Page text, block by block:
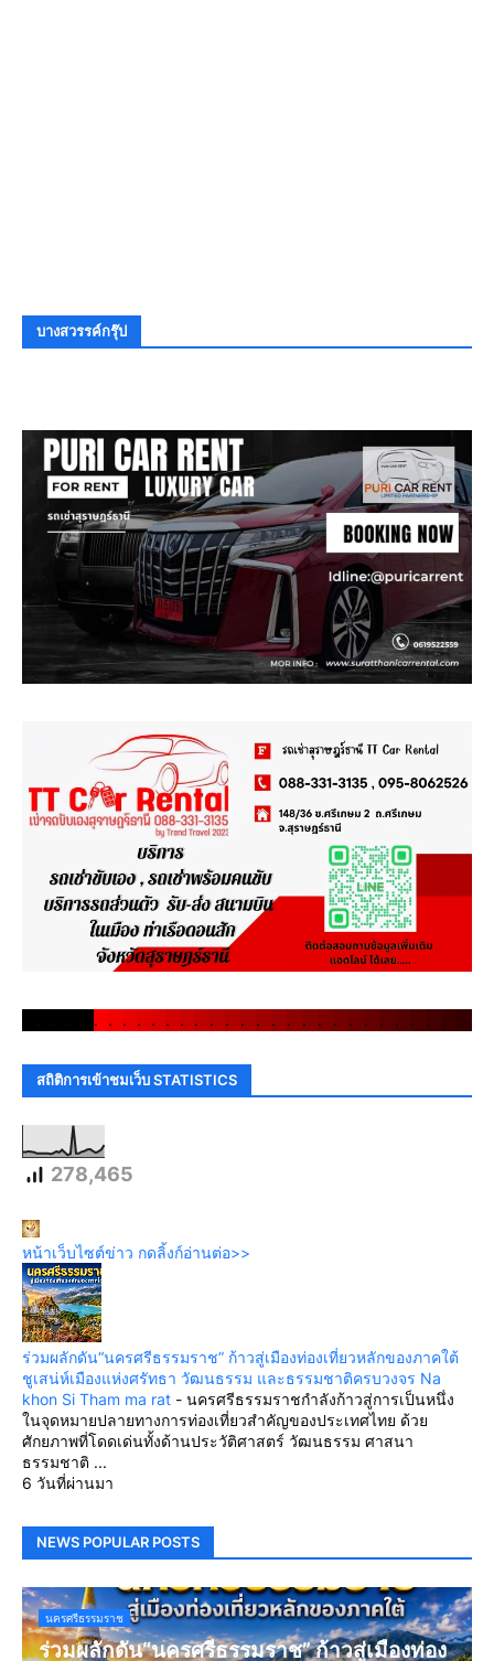
บางสวรรค์กรุ๊ป
. . . . . . . . . . . . . . . . . . . . . . . .
สถิติการเข้าชมเว็บ STATISTICS
278,465
หน้าเว็บไซต์ข่าว กดลิ้งก์อ่านต่อ>>
ร่วมผลักดัน“นครศรีธรรมราช” ก้าวสู่เมืองท่องเที่ยวหลักของภาคใต้
ชูเสน่ห์เมืองแห่งศรัทธา วัฒนธรรม และธรรมชาติครบวงจร Na
khon Si Tham ma rat - นครศรีธรรมราชกำลังก้าวสู่การเป็นหนึ่ง
ในจุดหมายปลายทางการท่องเที่ยวสำคัญของประเทศไทย ด้วย
ศักยภาพที่โดดเด่นทั้งด้านประวัติศาสตร์ วัฒนธรรม ศาสนา
ธรรมชาติ ...
6 วันที่ผ่านมา
NEWS POPULAR POSTS
นครศรีธรรมราช
ร่วมผลักดัน“นครศรีธรรมราช” ก้าวสู่เมืองท่อง